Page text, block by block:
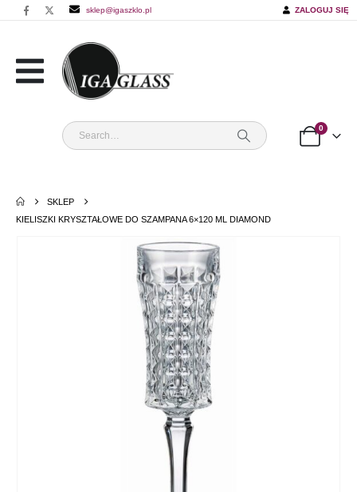
sklep@igaszklo.pl ZALOGUJ SIĘ
0
SKLEP
KIELISZKI KRYSZTAŁOWE DO SZAMPANA 6×120 ML DIAMOND